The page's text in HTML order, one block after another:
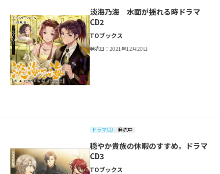
淡海乃海 水面が揺れる時ドラマ
CD2
TOブックス
発売日：2021年12月20日
ドラマCD 発売中
穏やか貴族の休暇のすすめ。ドラマ
CD3
TOブックス